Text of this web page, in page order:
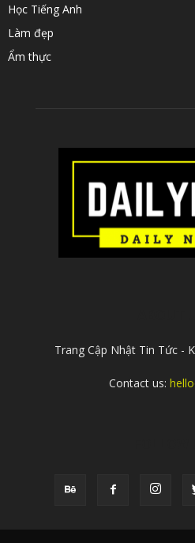
Học Tiếng Anh
Làm đẹp
Ẩm thực
Trang Cập Nhật Tin Tức -
Contact us: